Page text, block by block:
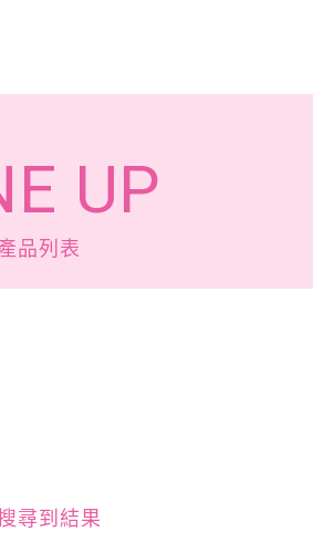
UP
品列表
尋到結果